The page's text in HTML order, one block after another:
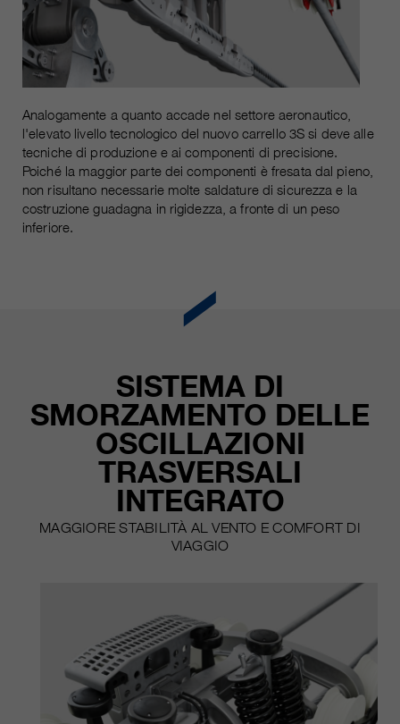
Analogamente a quanto accade nel settore aeronautico,
l'elevato livello tecnologico del nuovo carrello 3S si deve alle
tecniche di produzione e ai componenti di precisione.
Poiché la maggior parte dei componenti è fresata dal pieno,
non risultano necessarie molte saldature di sicurezza e la
costruzione guadagna in rigidezza, a fronte di un peso
inferiore.
SISTEMA DI
SMORZAMENTO DELLE
OSCILLAZIONI
TRASVERSALI
INTEGRATO
MAGGIORE STABILITÀ AL VENTO E COMFORT DI
VIAGGIO
attuale
obiettivo
Usato per proteggere lo spam
causato dallo spam-bot.
Nome cookie_optin
fornitore sgalinski Cookie Opt In
durata 30 giorni
Nome
_ga, _gid, _gat, __utma, __utmb,
__utmc, __utmd, __utmz
fornitore Google Analytics
durata
variano da 2 anni a 6 mesi o ancora
di più.
Questi cookie sono utilizzati da
Google Analytics per raccogliere
diversi tipi di informazioni sull'uso,
Google Analytics all'indirizzo
https://policies.google.com/privacy.,
del sito, che ci aiutano a migliorare i
nostri siti web / app. Queste
informazioni vengono trasmesse
anche ai nostri clienti / partner.
piú informazioni sul cookie